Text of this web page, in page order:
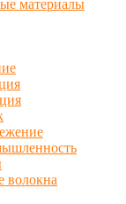
материалы
волокна